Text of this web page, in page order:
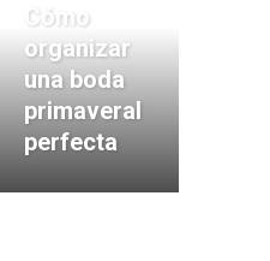
Cómo
organizar
una boda
primaveral
perfecta